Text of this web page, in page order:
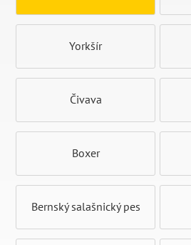
Yorkšír
Čivava
Boxer
Bernský salašnický pes